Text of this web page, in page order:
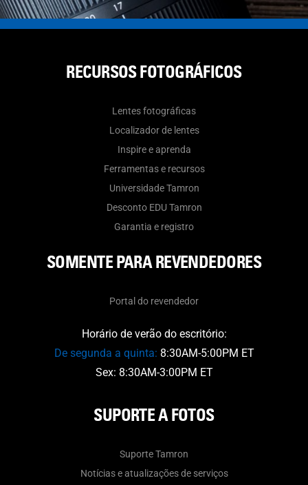
RECURSOS FOTOGRÁFICOS
Lentes fotográficas
Localizador de lentes
Inspire e aprenda
Ferramentas e recursos
Universidade Tamron
Desconto EDU Tamron
Garantia e registro
SOMENTE PARA REVENDEDORES
Portal do revendedor
Horário de verão do escritório:
De segunda a quinta: 8:30AM-5:00PM ET
Sex: 8:30AM-3:00PM ET
SUPORTE A FOTOS
Suporte Tamron
Notícias e atualizações de serviços